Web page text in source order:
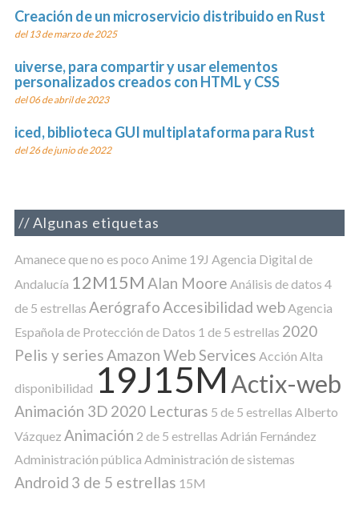
Creación de un microservicio distribuido en Rust
del 13 de marzo de 2025
uiverse, para compartir y usar elementos
personalizados creados con HTML y CSS
del 06 de abril de 2023
iced, biblioteca GUI multiplataforma para Rust
del 26 de junio de 2022
Algunas etiquetas
Amanece que no es poco Anime 19J Agencia Digital de
Andalucía 12M15M Alan Moore Análisis de datos 4
de 5 estrellas Aerógrafo Accesibilidad web Agencia
Española de Protección de Datos 1 de 5 estrellas 2020
Pelis y series Amazon Web Services Acción Alta
disponibilidad 19J15MActix-web
Animación 3D 2020 Lecturas 5 de 5 estrellas Alberto
Vázquez Animación 2 de 5 estrellas Adrián Fernández
Administración pública Administración de sistemas
Android 3 de 5 estrellas 15M